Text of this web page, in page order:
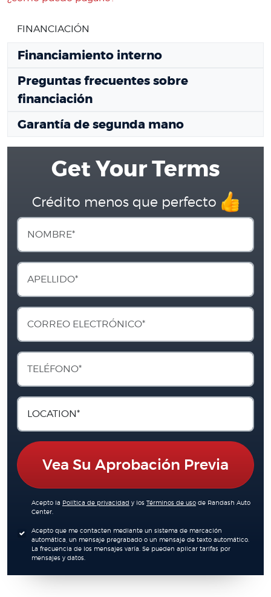
FINANCIACIÓN
Financiamiento interno
Preguntas frecuentes sobre
financiación
Garantía de segunda mano
Get Your Terms
Crédito menos que perfecto
Vea Su Aprobación Previa
Acepto la Política de privacidad y los Términos de uso de Randash Auto
Center.
Acepto que me contacten mediante un sistema de marcación
automática, un mensaje pregrabado o un mensaje de texto automático.
La frecuencia de los mensajes varía. Se pueden aplicar tarifas por
mensajes y datos.